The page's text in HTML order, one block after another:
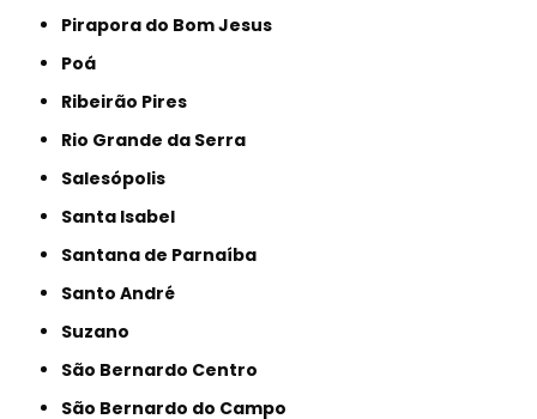
Pirapora do Bom Jesus
Poá
Ribeirão Pires
Rio Grande da Serra
Salesópolis
Santa Isabel
Santana de Parnaíba
Santo André
Suzano
São Bernardo Centro
São Bernardo do Campo